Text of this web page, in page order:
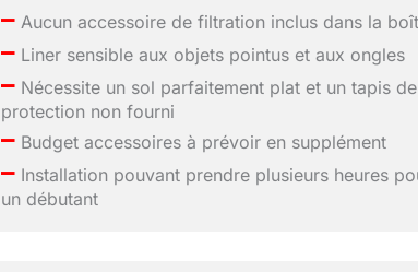
– Aucun accessoire de filtration inclus dans la
– Liner sensible aux objets pointus et aux ongles
– Nécessite un sol parfaitement plat et un tapis de
protection non fourni
– Budget accessoires à prévoir en supplément
– Installation pouvant prendre plusieurs heures
un débutant